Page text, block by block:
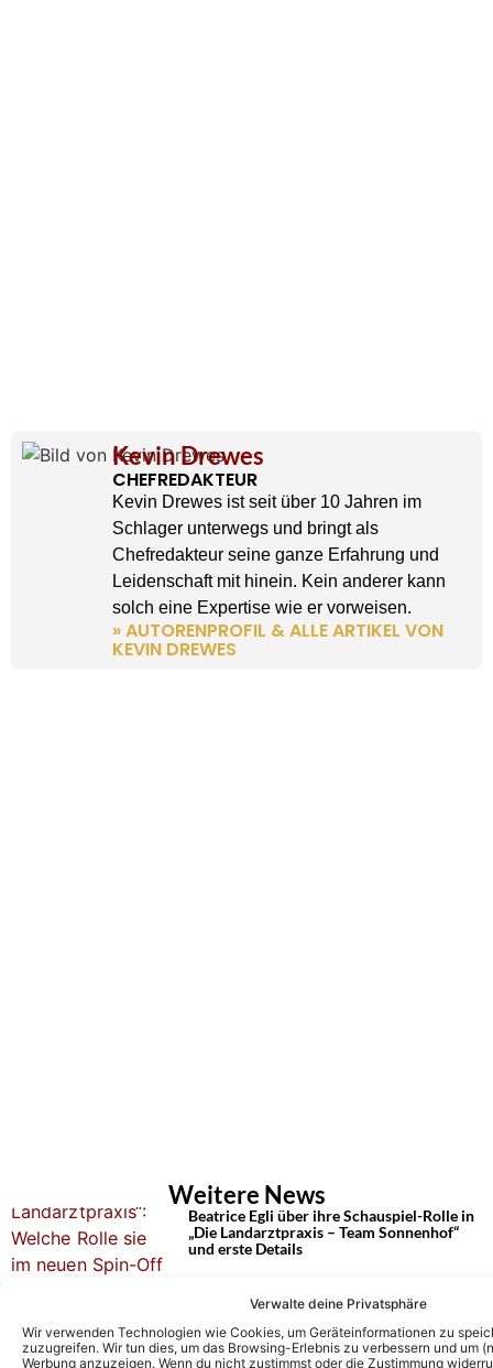
Verwalte deine Privatsphäre
Wir verwenden Technologien wie Cookies, um Geräteinformationen zu
zuzugreifen. Wir tun dies, um das Browsing-Erlebnis zu verbessern und um
Werbung anzuzeigen. Wenn du nicht zustimmst oder die Zustimmung
Kevin Drewes
CHEFREDAKTEUR
Kevin Drewes ist seit über 10 Jahren im
Schlager unterwegs und bringt als
Chefredakteur seine ganze Erfahrung und
Leidenschaft mit hinein. Kein anderer kann
solch eine Expertise wie er vorweisen.
» AUTORENPROFIL & ALLE ARTIKEL VON
KEVIN DREWES
Weitere News
Beatrice Egli über ihre Schauspiel-Rolle in
„Die Landarztpraxis – Team Sonnenhof“
und erste Details
„Die Landarztpraxis“: Florian Künstler
über Gastrolle – „Ich wollte immer
Schauspieler werden“